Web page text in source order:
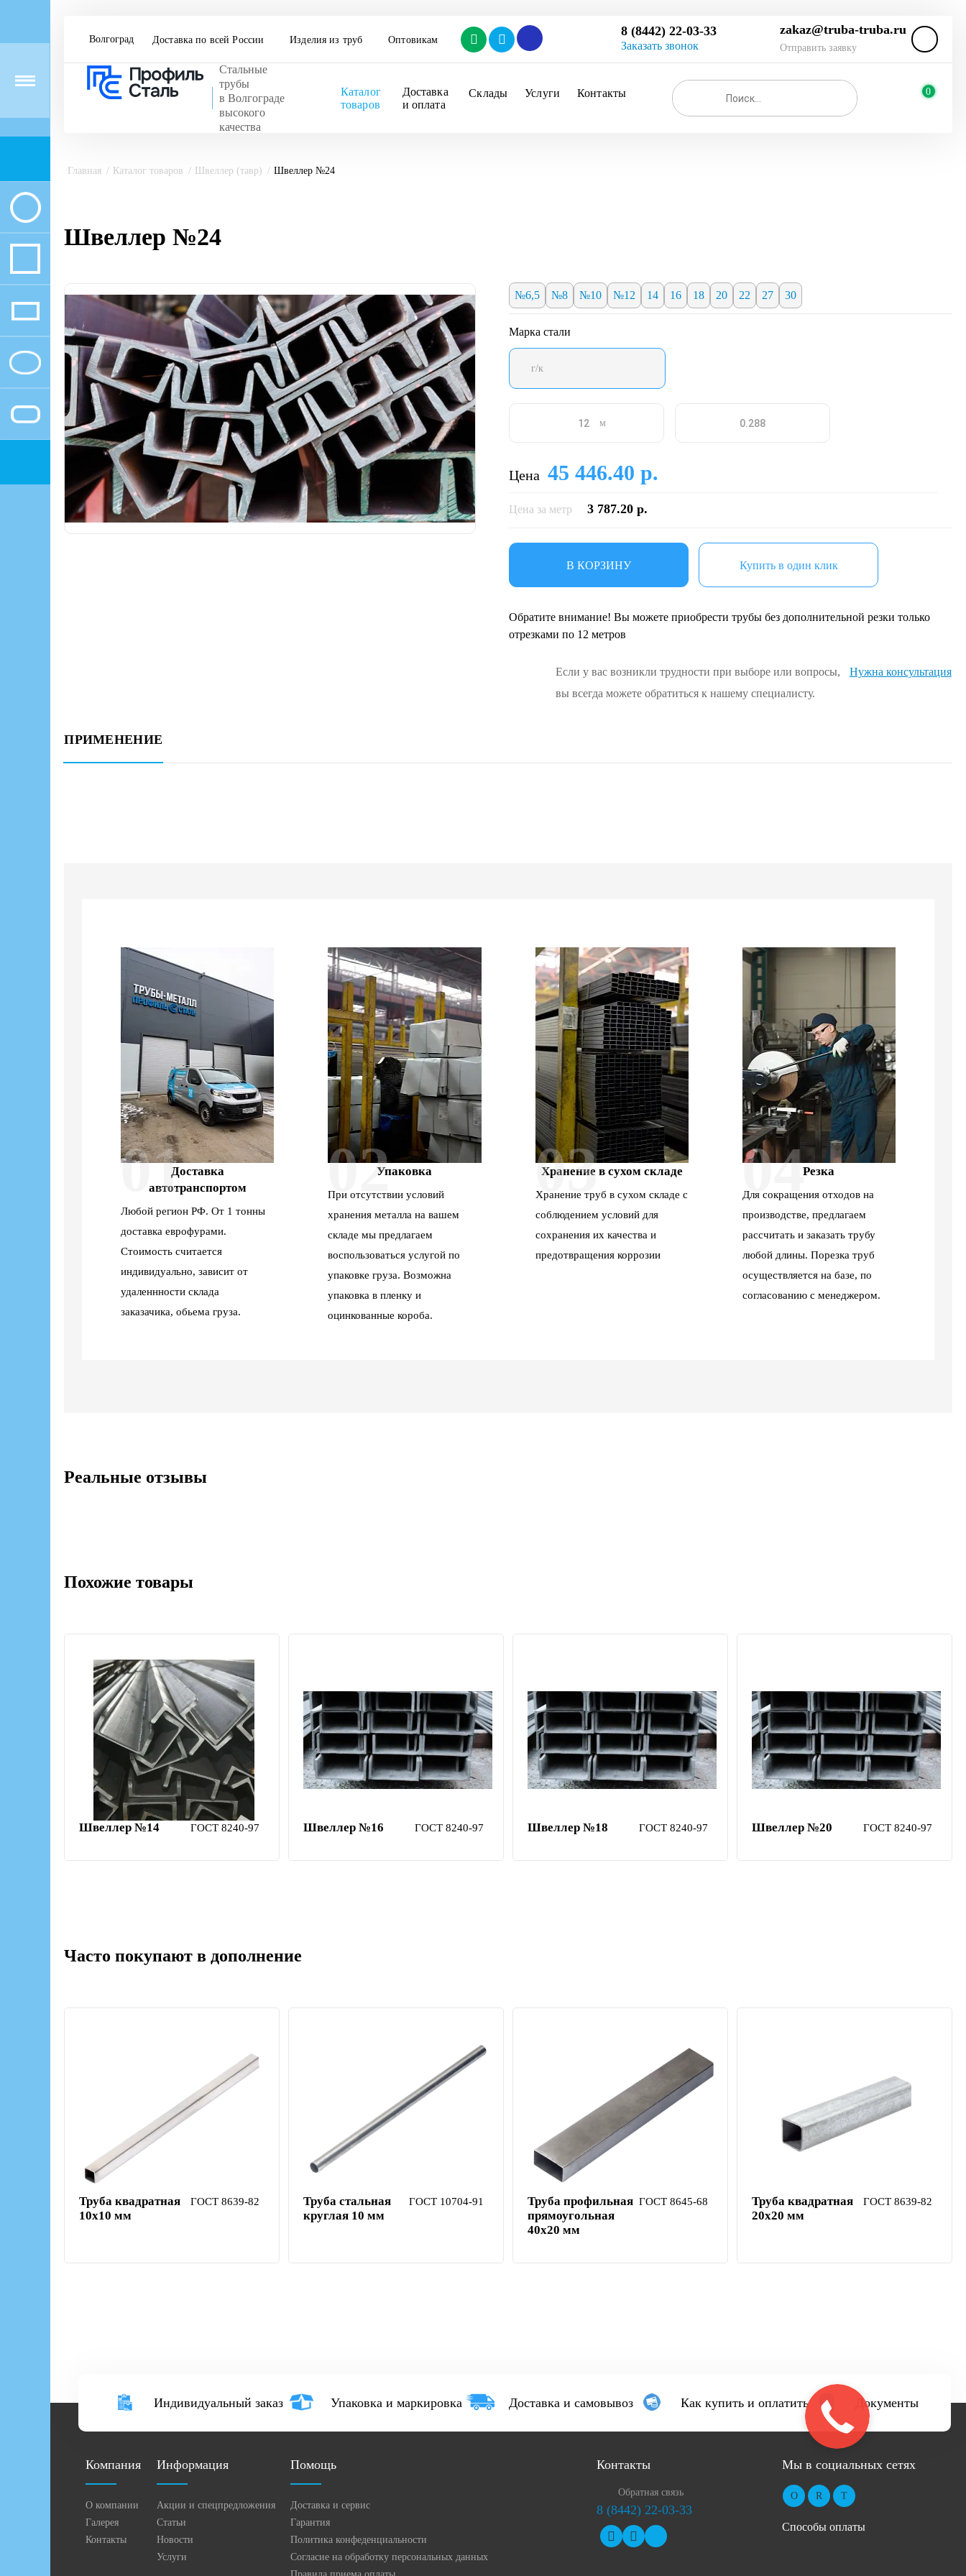
Волгоград Доставка по всей России Изделия из труб Оптовикам
8 (8442) 22-03-33
Заказать звонок
zakaz@truba-truba.ru
Отправить заявку
Стальные
трубы
в Волгограде
высокого
качества
Каталог
товаров
Доставка
и оплата
Склады Услуги Контакты 0
Главная Каталог товаров Швеллер (тавр) Швеллер №24
Швеллер №24
№6,5 №8 №10 №12 14 16 18 20 22 27 30
Марка стали
г/к
м
Цена 45 446.40 р.
Цена за метр 3 787.20 р.
В КОРЗИНУ Купить в один клик
Обратите внимание! Вы можете приобрести трубы без дополнительной резки только
отрезками по 12 метров
Если у вас возникли трудности при выборе или вопросы,
вы всегда можете обратиться к нашему специалисту.
Нужна консультация
ПРИМЕНЕНИЕ
01Доставка
автотранспортом
Любой регион РФ. От 1 тонны
доставка еврофурами.
Стоимость считается
индивидуально, зависит от
удаленнности склада
заказачика, обьема груза.
02Упаковка
При отсутствии условий
хранения металла на вашем
складе мы предлагаем
воспользоваться услугой по
упаковке груза. Возможна
упаковка в пленку и
оцинкованные короба.
03
Хранение в сухом складе
Хранение труб в сухом складе с
соблюдением условий для
сохранения их качества и
предотвращения коррозии
04Резка
Для сокращения отходов на
производстве, предлагаем
рассчитать и заказать трубу
любой длины. Порезка труб
осуществляется на базе, по
согласованию с менеджером.
Реальные отзывы
Похожие товары
Швеллер №14 ГОСТ 8240-97 Швеллер №16 ГОСТ 8240-97 Швеллер №18 ГОСТ 8240-97 Швеллер №20 ГОСТ 8240-97
Часто покупают в дополнение
Труба квадратная
10х10 мм
ГОСТ 8639-82
Труба стальная
круглая 10 мм
ГОСТ 10704-91
Труба профильная
прямоугольная
40х20 мм
ГОСТ 8645-68
Труба квадратная
20х20 мм
ГОСТ 8639-82
Индивидуальный заказ Упаковка и маркировка Доставка и самовывоз Как купить и оплатить Документы
Компания
О компании
Галерея
Контакты
Информация
Акции и спецпредложения
Статьи
Новости
Услуги
Помощь
Доставка и сервис
Гарантия
Политика конфеденциальности
Согласие на обработку персональных данных
Контакты
Обратная связь
8 (8442) 22-03-33
Мы в социальных сетях
Способы оплаты